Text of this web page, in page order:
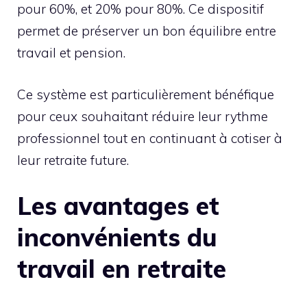
pour 60%, et 20% pour 80%. Ce dispositif
permet de préserver un bon équilibre entre
travail et pension.
Ce système est particulièrement bénéfique
pour ceux souhaitant réduire leur rythme
professionnel tout en continuant à cotiser à
leur retraite future.
Les avantages et
inconvénients du
travail en retraite